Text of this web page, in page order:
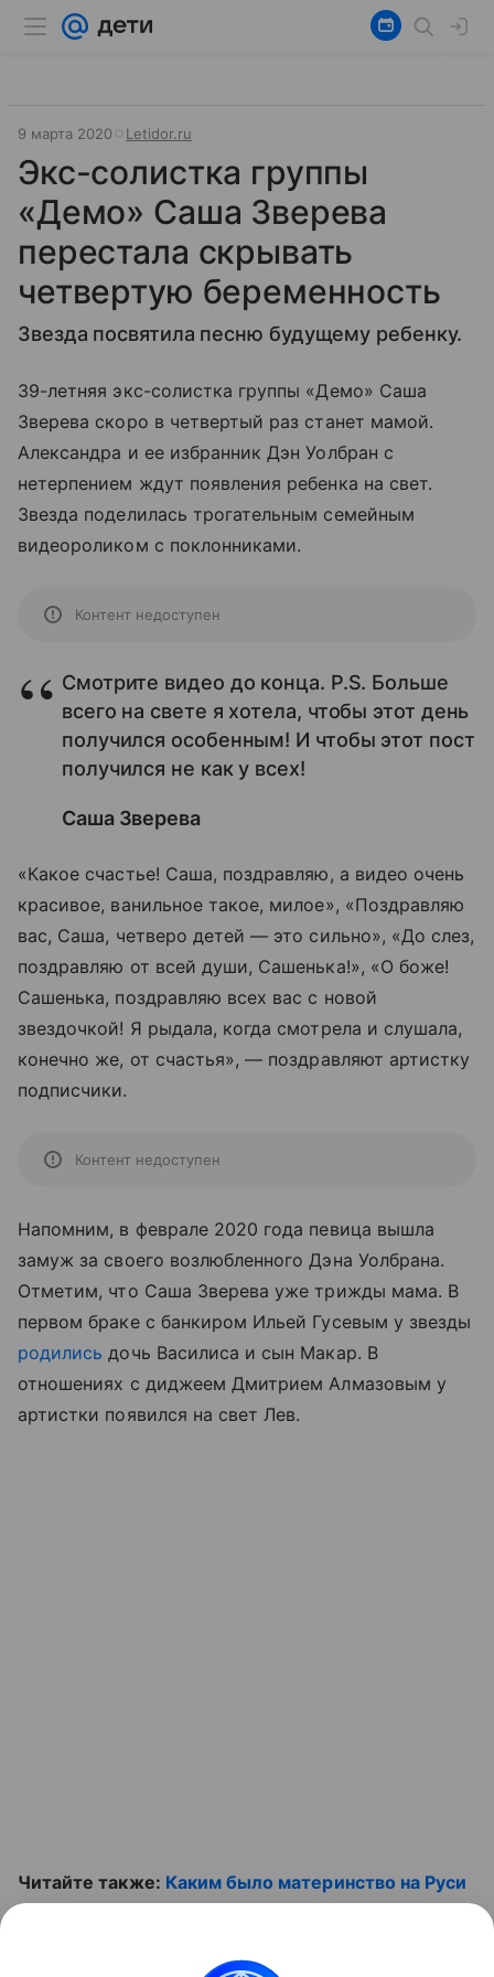
9 марта 2020 Letidor.ru
Экс-солистка группы
«Демо» Саша Зверева
перестала скрывать
четвертую беременность
Звезда посвятила песню будущему ребенку.
39-летняя экс-солистка группы «Демо» Саша
Зверева скоро в четвертый раз станет мамой.
Александра и ее избранник Дэн Уолбран с
нетерпением ждут появления ребенка на свет.
Звезда поделилась трогательным семейным
видеороликом с поклонниками.
Контент недоступен
Смотрите видео до конца. P.S. Больше
всего на свете я хотела, чтобы этот день
получился особенным! И чтобы этот пост
получился не как у всех!
Саша Зверева
«Какое счастье! Саша, поздравляю, а видео очень
красивое, ванильное такое, милое», «Поздравляю
вас, Саша, четверо детей — это сильно», «До слез,
поздравляю от всей души, Сашенька!», «О боже!
Сашенька, поздравляю всех вас с новой
звездочкой! Я рыдала, когда смотрела и слушала,
конечно же, от счастья», — поздравляют артистку
подписчики.
Контент недоступен
Напомним, в феврале 2020 года певица вышла
замуж за своего возлюбленного Дэна Уолбрана.
Отметим, что Саша Зверева уже трижды мама. В
первом браке с банкиром Ильей Гусевым у звезды
родились дочь Василиса и сын Макар. В
отношениях с диджеем Дмитрием Алмазовым у
артистки появился на свет Лев.
Читайте также: Каким было материнство на Руси